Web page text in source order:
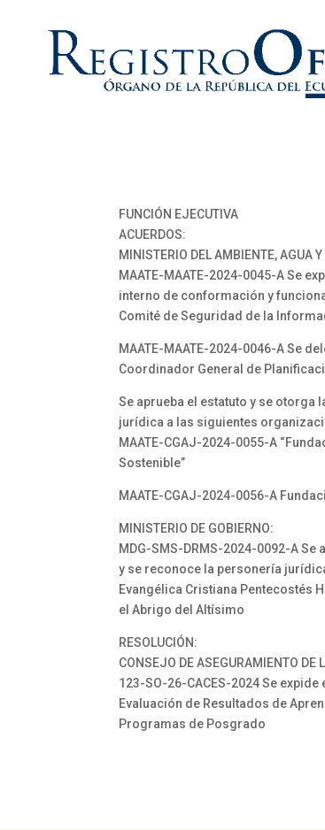
FUNCIÓN EJECUTIVA
ACUERDOS:
MINISTERIO DEL AMBIENTE, AGUA
MAATE-MAATE-2024-0045-A Se
interno de conformación y
Comité de Seguridad de la
MAATE-MAATE-2024-0046-A Se
Coordinador General de
Se aprueba el estatuto y se otorga
jurídica a las siguientes
MAATE-CGAJ-2024-0055-A
Sostenible”
MAATE-CGAJ-2024-0056-A
MINISTERIO DE GOBIERNO:
MDG-SMS-DRMS-2024-0092-A Se
y se reconoce la personería
Evangélica Cristiana Pentecostés
el Abrigo del Altísimo
RESOLUCIÓN:
CONSEJO DE ASEGURAMIENTO DE
123-SO-26-CACES-2024 Se
Evaluación de Resultados de
Programas de Posgrado